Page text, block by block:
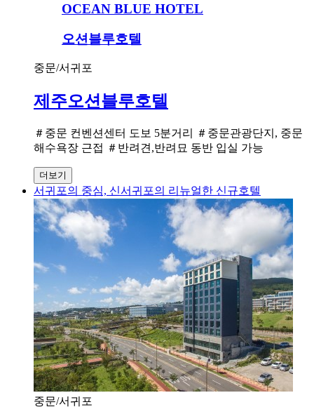
OCEAN BLUE HOTEL
오션블루호텔
중문/서귀포
제주오션블루호텔
＃중문 컨벤션센터 도보 5분거리 ＃중문관광단지, 중문
해수욕장 근접 ＃반려견,반려묘 동반 입실 가능
더보기
서귀포의 중심, 신서귀포의 리뉴얼한 신규호텔
중문/서귀포